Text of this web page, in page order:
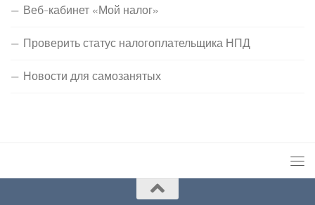
Веб-кабинет «Мой налог»
Проверить статус налогоплательщика НПД
Новости для самозанятых